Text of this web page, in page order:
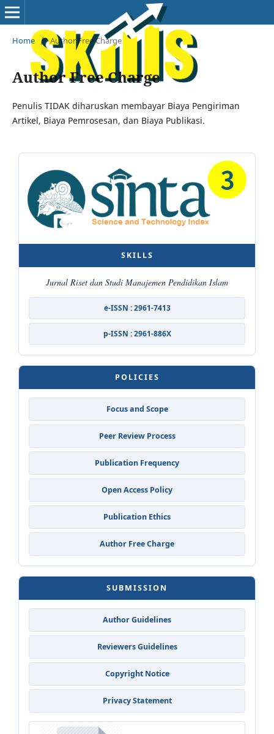
Home / Author Free Charge
Author Free Charge
Penulis TIDAK diharuskan membayar Biaya Pengiriman
Artikel, Biaya Pemrosesan, dan Biaya Publikasi.
SKILLS
Jurnal Riset dan Studi Manajemen Pendidikan Islam
e-ISSN : 2961-7413
p-ISSN : 2961-886X
POLICIES
Focus and Scope
Peer Review Process
Publication Frequency
Open Access Policy
Publication Ethics
Author Free Charge
SUBMISSION
Author Guidelines
Reviewers Guidelines
Copyright Notice
Privacy Statement